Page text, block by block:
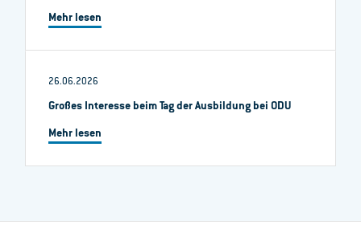
Mehr lesen
26.06.2026
Großes Interesse beim Tag der Ausbildung bei ODU
Mehr lesen